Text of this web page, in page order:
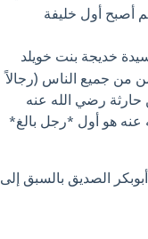
أصبح أول خليفة
خديجة بنت خويلد
من جميع الناس (رجالاً
رضي الله عنه
عنه هو أول *رجل بالغ*
الصديق بالسبق إلى